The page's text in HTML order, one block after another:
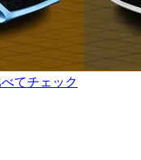
てチェック